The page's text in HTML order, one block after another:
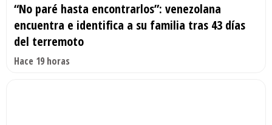
“No paré hasta encontrarlos”: venezolana
encuentra e identifica a su familia tras 43 días
del terremoto
Hace 19 horas